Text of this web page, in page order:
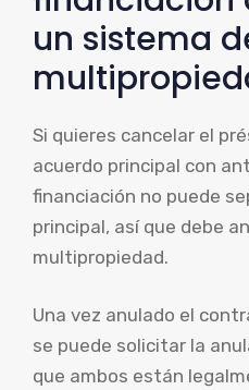
un sistema
Si quieres cancelar el
acuerdo principal con
financiación no puede
principal, así que debe
multipropiedad.
Una vez anulado el
se puede solicitar la
que ambos están